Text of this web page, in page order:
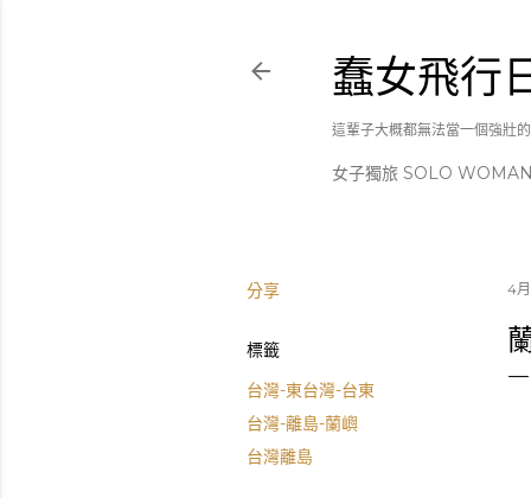
蠢女飛行
這輩子大概都無法當一個強壯
女子獨旅 SOLO
分享
標籤
台灣-東台灣-台東
台灣-離島-蘭嶼
台灣離島
4